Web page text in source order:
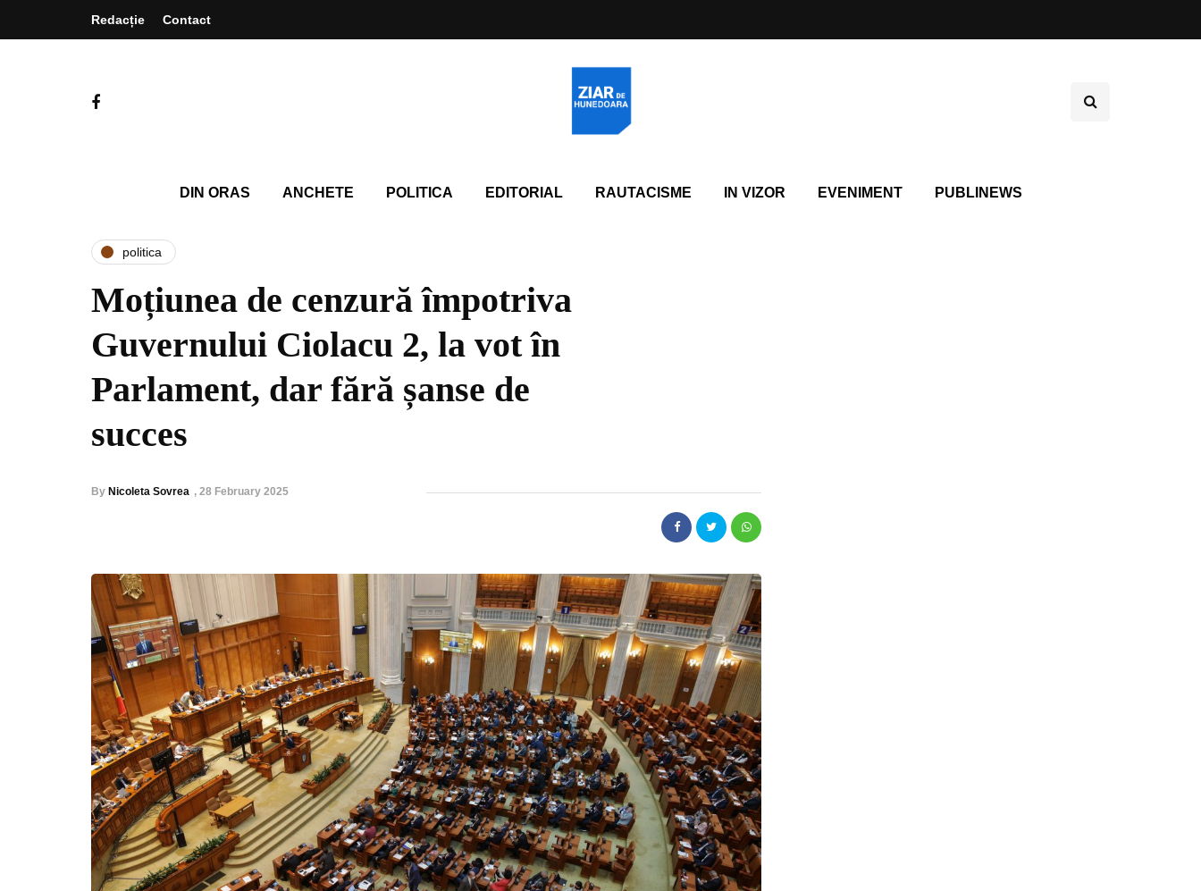
Redacție Contact
DIN ORAS ANCHETE POLITICA EDITORIAL RAUTACISME IN VIZOR EVENIMENT PUBLINEWS
politica
Moțiunea de cenzură împotriva
Guvernului Ciolacu 2, la vot în
Parlament, dar fără șanse de
succes
By Nicoleta Sovrea , 28 February 2025